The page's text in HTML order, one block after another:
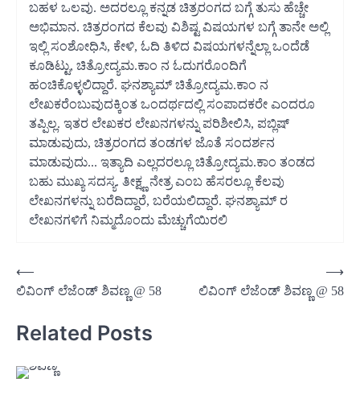
ಬಹಳ ಒಲವು. ಅದರಲ್ಲೂ ಕನ್ನಡ ಚಿತ್ರರಂಗದ ಬಗ್ಗೆ ತುಸು ಹೆಚ್ಚೇ
ಅಭಿಮಾನ. ಚಿತ್ರರಂಗದ ಕೆಲವು ವಿಶಿಷ್ಟ ವಿಷಯಗಳ ಬಗ್ಗೆ ತಾನೇ ಅಲ್ಲಿ
ಇಲ್ಲಿ ಸಂಶೋಧಿಸಿ, ಕೇಳಿ, ಓದಿ ತಿಳಿದ ವಿಷಯಗಳನ್ನೆಲ್ಲಾ ಒಂದೆಡೆ
ಕೂಡಿಟ್ಟು, ಚಿತ್ರೋದ್ಯಮ.ಕಾಂ ನ ಓದುಗರೊಂದಿಗೆ
ಹಂಚಿಕೊಳ್ಳಲಿದ್ದಾರೆ. ಘನಶ್ಯಾಮ್ ಚಿತ್ರೋದ್ಯಮ.ಕಾಂ ನ
ಲೇಖಕರೆಂಬುವುದಕ್ಕಿಂತ ಒಂದರ್ಥದಲ್ಲಿ ಸಂಪಾದಕರೇ ಎಂದರೂ
ತಪ್ಪಿಲ್ಲ. ಇತರ ಲೇಖಕರ ಲೇಖನಗಳನ್ನು ಪರಿಶೀಲಿಸಿ, ಪಬ್ಲಿಷ್
ಮಾಡುವುದು, ಚಿತ್ರರಂಗದ ತಂಡಗಳ ಜೊತೆ ಸಂದರ್ಶನ
ಮಾಡುವುದು... ಇತ್ಯಾದಿ ಎಲ್ಲದರಲ್ಲೂ ಚಿತ್ರೋದ್ಯಮ.ಕಾಂ ತಂಡದ
ಬಹು ಮುಖ್ಯ ಸದಸ್ಯ. ತೀಕ್ಷ್ಣ ನೇತ್ರ ಎಂಬ ಹೆಸರಲ್ಲೂ ಕೆಲವು
ಲೇಖನಗಳನ್ನು ಬರೆದಿದ್ದಾರೆ, ಬರೆಯಲಿದ್ದಾರೆ. ಘನಶ್ಯಾಮ್ ರ
ಲೇಖನಗಳಿಗೆ ನಿಮ್ಮದೊಂದು ಮೆಚ್ಚುಗೆಯಿರಲಿ
Post
navigation
⟵
ಲಿವಿಂಗ್ ಲೆಜೆಂಡ್ ಶಿವಣ್ಣ @ 58
ಲಿವಿಂಗ್ ಲೆಜೆಂಡ್ ಶಿವಣ್ಣ @ 58
⟶
Related Posts